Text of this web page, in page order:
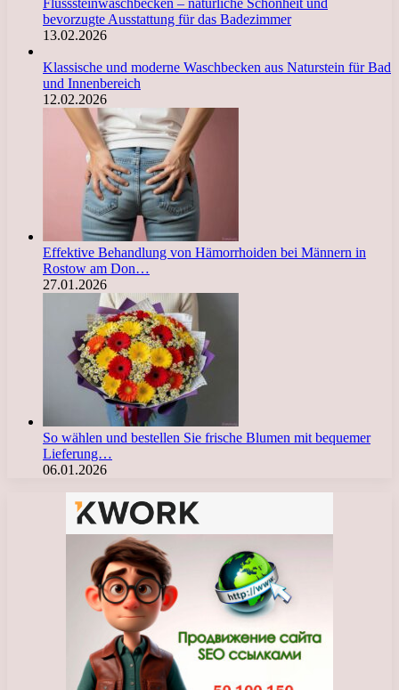
Flusssteinwaschbecken – natürliche Schönheit und
bevorzugte Ausstattung für das Badezimmer
13.02.2026
Klassische und moderne Waschbecken aus Naturstein für Bad
und Innenbereich
12.02.2026
Effektive Behandlung von Hämorrhoiden bei Männern in
Rostow am Don…
27.01.2026
So wählen und bestellen Sie frische Blumen mit bequemer
Lieferung…
06.01.2026